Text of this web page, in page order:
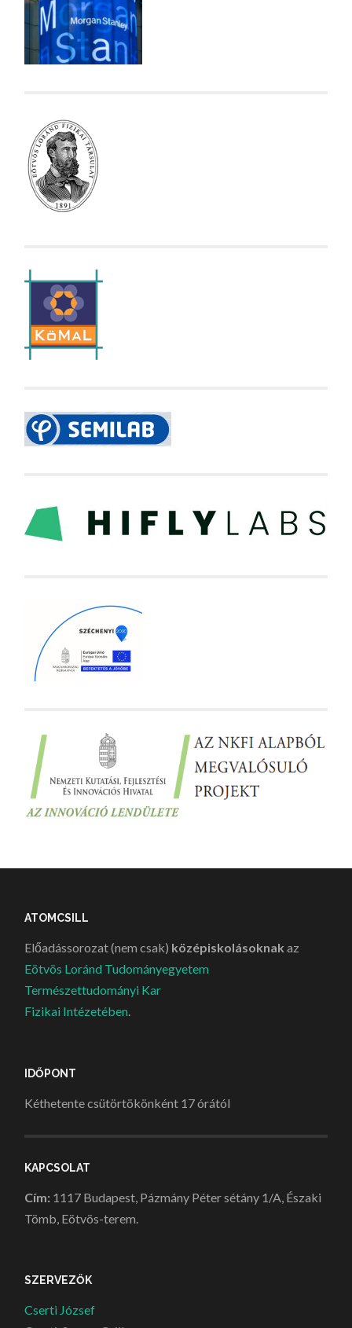
ATOMCSILL
Előadássorozat (nem csak) középiskolásoknak az
Eötvös Loránd Tudományegyetem
Természettudományi Kar
Fizikai Intézetében.
IDŐPONT
Kéthetente csütörtökönként 17 órától
KAPCSOLAT
Cím: 1117 Budapest, Pázmány Péter sétány 1/A, Északi
Tömb, Eötvös-terem.
SZERVEZŐK
Cserti József